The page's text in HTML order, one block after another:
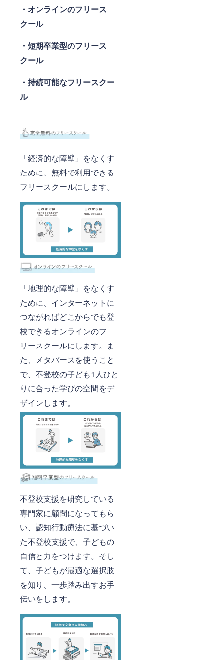
・オンラインのフリース
クール
・短期卒業型のフリース
クール
・持続可能なフリースクー
ル
「経済的な障壁」をなくす
ために、無料で利用できる
フリースクールにします。
「地理的な障壁」をなくす
ために、インターネットに
つながればどこからでも登
校できるオンラインのフ
リースクールにします。ま
た、メタバースを使うこと
で、不登校の子ども1人ひと
りに合った学びの空間をデ
ザインします。
不登校支援を研究している
専門家に顧問になってもら
い、認知行動療法に基づい
た不登校支援で、子どもの
自信と力をつけます。そし
て、子どもが最適な選択肢
を知り、一歩踏み出すお手
伝いをします。